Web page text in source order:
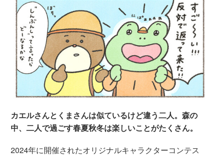
カエルさんとくまさんは似ているけど違う二人。森の
中、二人で過ごす春夏秋冬は楽しいことがたくさん。
2024年に開催されたオリジナルキャラクターコンテス